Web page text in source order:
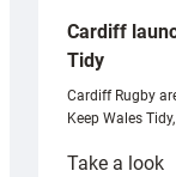
Cardiff
Tidy
Cardiff Rugby
Keep Wales
Take a look: